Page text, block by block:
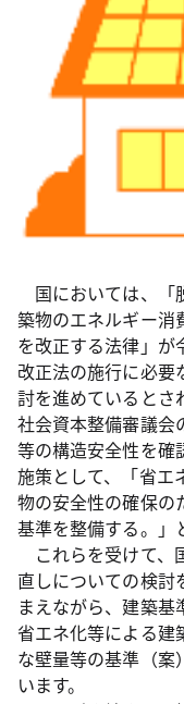
国においては、「
築物のエネルギー消
を改正する法律」が
改正法の施行に必要
討を進めているとさ
社会資本整備審議会
等の構造安全性を確
施策として、「省エ
物の安全性の確保の
基準を整備する。」
これらを受けて、
直しについての検討
まえながら、建築
省エネ化等による建
な壁量等の基準（案
います。